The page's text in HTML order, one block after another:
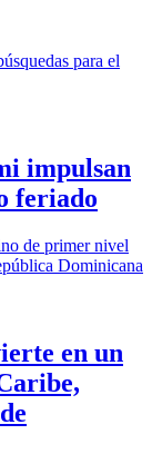
impulsan
feriado
en un